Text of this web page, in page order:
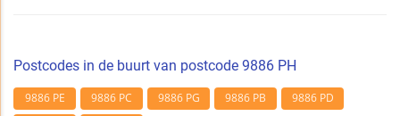
Postcodes in de buurt van postcode 9886 PH
9886 PE 9886 PC 9886 PG 9886 PB
9886 PD